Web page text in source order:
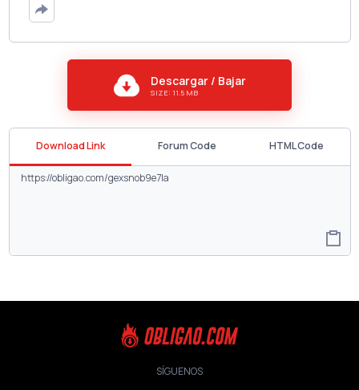
Descargar / Bajar
SIZE: 11.5 MB
Download Link Forum Code HTML Code
SÍGUENOS